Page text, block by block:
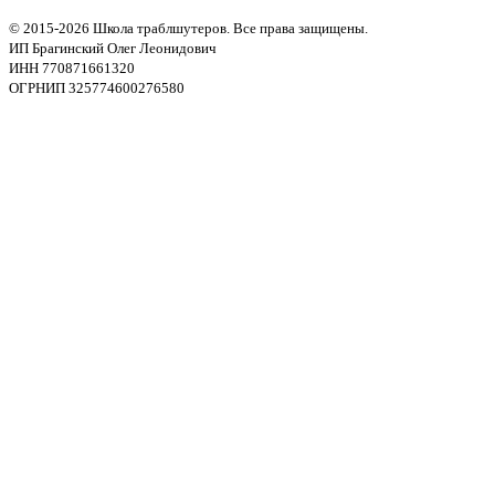
© 2015-2026 Школа траблшутеров. Все права защищены.
ИП Брагинский Олег Леонидович
ИНН 770871661320
ОГРНИП 325774600276580